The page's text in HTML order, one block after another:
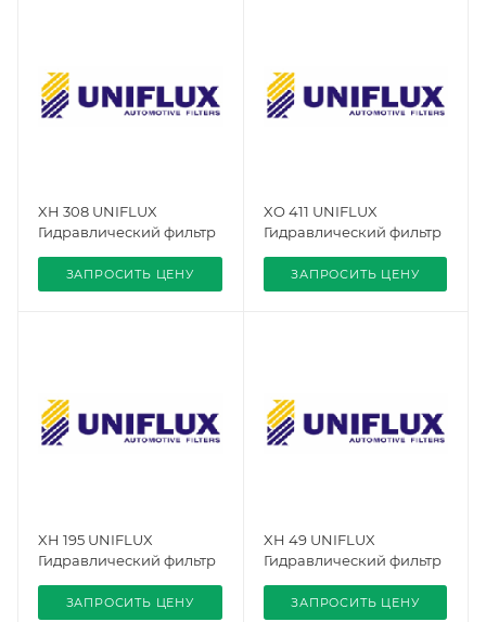
XH 308 UNIFLUX
Гидравлический фильтр
ЗАПРОСИТЬ ЦЕНУ
XO 411 UNIFLUX
Гидравлический фильтр
ЗАПРОСИТЬ ЦЕНУ
XH 195 UNIFLUX
Гидравлический фильтр
ЗАПРОСИТЬ ЦЕНУ
XH 49 UNIFLUX
Гидравлический фильтр
ЗАПРОСИТЬ ЦЕНУ